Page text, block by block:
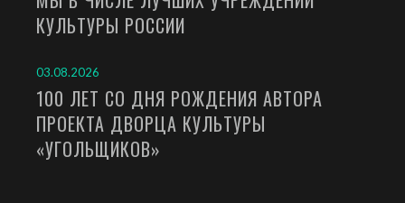
КУЛЬТУРЫ РОССИИ
03.08.2026
100 ЛЕТ СО ДНЯ РОЖДЕНИЯ АВТОРА
ПРОЕКТА ДВОРЦА КУЛЬТУРЫ
«УГОЛЬЩИКОВ»